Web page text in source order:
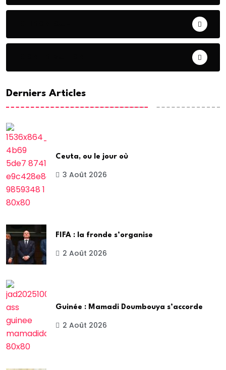
Derniers Articles
Ceuta, ou le jour où
3 Août 2026
FIFA : la fronde s’organise
2 Août 2026
Guinée : Mamadi Doumbouya s’accorde
2 Août 2026